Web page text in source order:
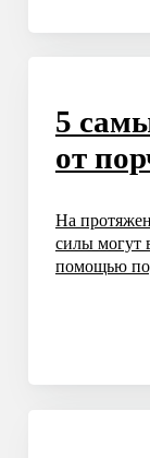
5
от
На
силы могут
помощью